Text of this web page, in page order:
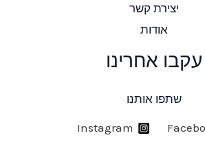
יצירת קשר
אודות
עקבו אחרינו
שתפו אותנו
Instagram